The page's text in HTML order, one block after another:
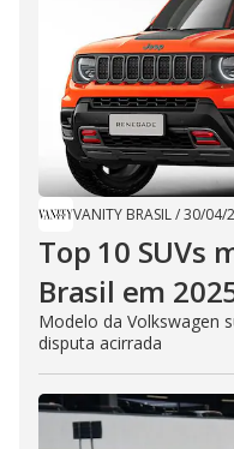
VANITY BRASIL/30/04/
Top 10 SUVs
Brasil em
​Modelo da Volkswagen
disputa acirrada